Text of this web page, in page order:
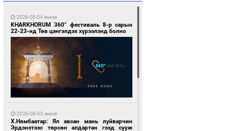
6 цагийн өмнө өмнө
байна
тоглохоор боллоо
2026-08-04 өмнө
KHARKHORUM 360° фестиваль 8-р сарын
22-23-нд Төв цэнгэлдэх хүрээлэнд болно
2026-08-03 өмнө
Х.Нямбаатар: Ял авсан мань луйварчин
Эрдэнэтээс төрсөн алдартан гээд сууж